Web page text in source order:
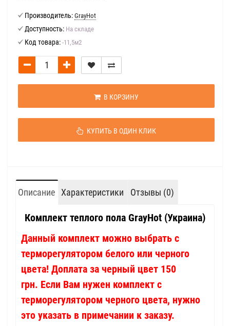
Производитель: GrayHot
Доступность: На складе
Код товара: -11,5м2
В КОРЗИНУ
КУПИТЬ В ОДИН КЛИК
Описание Характеристики Отзывы (0)
Комплект теплого пола GrayHot (Украина)
Данный комплект можно выбрать с
терморегулятором белого или черного
цвета! Доплата за черный цвет 150
грн. Если Вам нужен комплект с
терморегулятором черного цвета, нужно
это указать в примечании к заказу.